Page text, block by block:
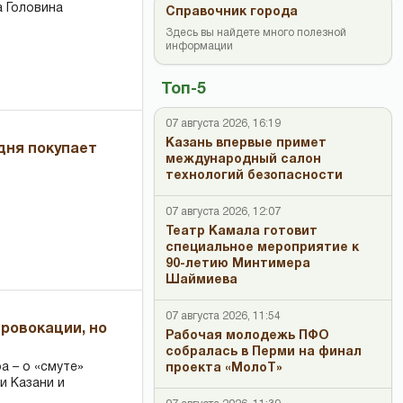
покупает
но
– о «смуте»
Казани и
Топ-5
07 августа 2026, 16:19
Казань впервые примет
международный салон
технологий безопасности
07 августа 2026, 12:07
Театр Камала готовит
специальное мероприятие к
90-летию Минтимера
Шаймиева
07 августа 2026, 11:54
Рабочая молодежь ПФО
собралась в Перми на финал
проекта «МолоТ»
Справочник города
Здесь вы найдете много полезной
информации